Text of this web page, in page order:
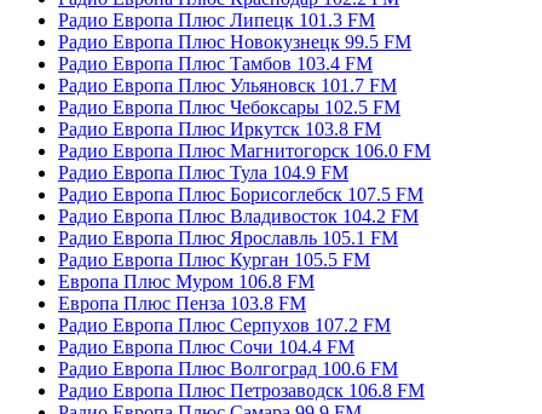
Радио Европа Плюс Липецк 101.3 FM
Радио Европа Плюс Новокузнецк 99.5 FM
Радио Европа Плюс Тамбов 103.4 FM
Радио Европа Плюс Ульяновск 101.7 FM
Радио Европа Плюс Чебоксары 102.5 FM
Радио Европа Плюс Иркутск 103.8 FM
Радио Европа Плюс Магнитогорск 106.0 FM
Радио Европа Плюс Тула 104.9 FM
Радио Европа Плюс Борисоглебск 107.5 FM
Радио Европа Плюс Владивосток 104.2 FM
Радио Европа Плюс Ярославль 105.1 FM
Радио Европа Плюс Курган 105.5 FM
Европа Плюс Муром 106.8 FM
Европа Плюс Пенза 103.8 FM
Радио Европа Плюс Серпухов 107.2 FM
Радио Европа Плюс Сочи 104.4 FM
Радио Европа Плюс Волгоград 100.6 FM
Радио Европа Плюс Петрозаводск 106.8 FM